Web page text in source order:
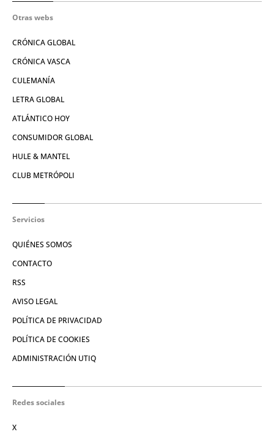
Otras webs
CRÓNICA GLOBAL
CRÓNICA VASCA
CULEMANÍA
LETRA GLOBAL
ATLÁNTICO HOY
CONSUMIDOR GLOBAL
HULE & MANTEL
CLUB METRÓPOLI
Servicios
QUIÉNES SOMOS
CONTACTO
RSS
AVISO LEGAL
POLÍTICA DE PRIVACIDAD
POLÍTICA DE COOKIES
ADMINISTRACIÓN UTIQ
Redes sociales
X